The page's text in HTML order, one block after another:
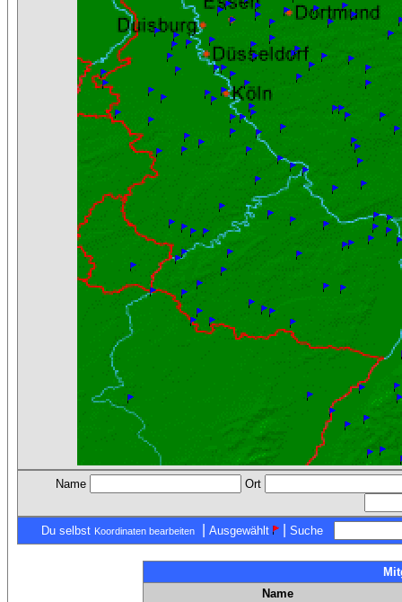
Name Ort
Du selbst Koordinaten bearbeiten Ausgewählt Suche
Name